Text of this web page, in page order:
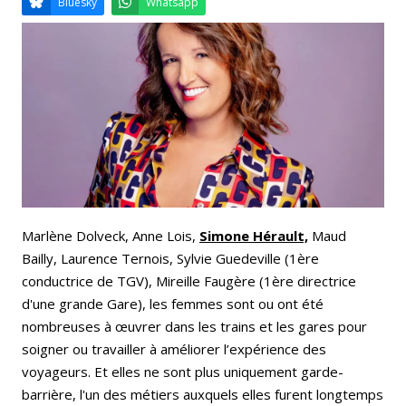
Facebook
Whatsapp
Marlène Dolveck, Anne Lois, Simone Hérault, Maud
Bailly, Laurence Ternois, Sylvie Guedeville (1ère
conductrice de TGV), Mireille Faugère (1ère directrice
d'une grande Gare), les femmes sont ou ont été
nombreuses à œuvrer dans les trains et les gares pour
soigner ou travailler à améliorer l’expérience des
voyageurs. Et elles ne sont plus uniquement garde-
barrière, l'un des métiers auxquels elles furent longtemps